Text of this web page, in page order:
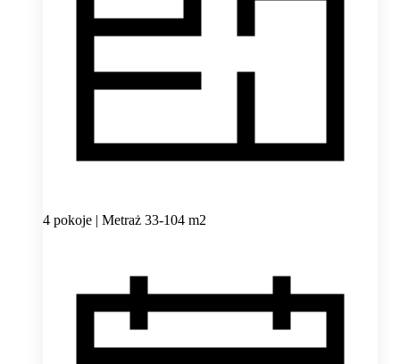
4 pokoje | Metraż 33-104 m2